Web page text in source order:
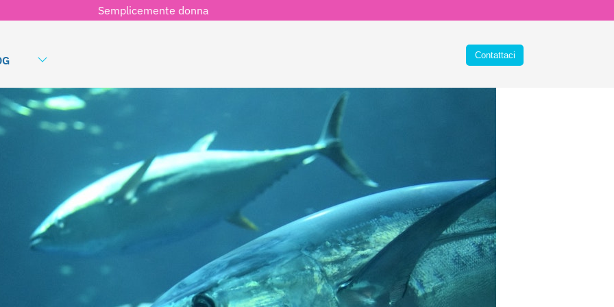
Semplicemente donna